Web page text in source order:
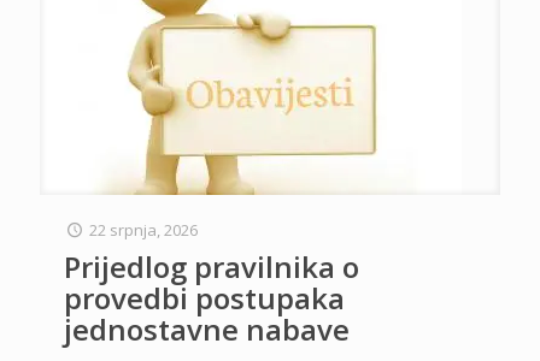
22 srpnja, 2026
Prijedlog pravilnika o
provedbi postupaka
jednostavne nabave